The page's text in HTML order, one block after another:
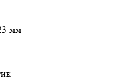
мм